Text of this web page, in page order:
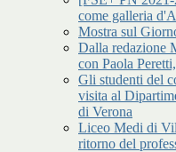
come galleria
Mostra sul
Dalla redazione
con Paola
Gli studenti del
visita al
di Verona
Liceo Medi di
ritorno del